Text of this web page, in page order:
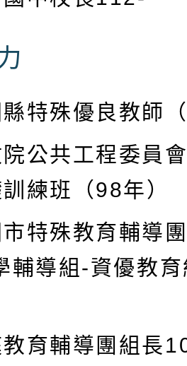
特殊優良教師
公共工程委員
練班（98年）
特殊教育輔導
輔導組-資優教
教育輔導團組長